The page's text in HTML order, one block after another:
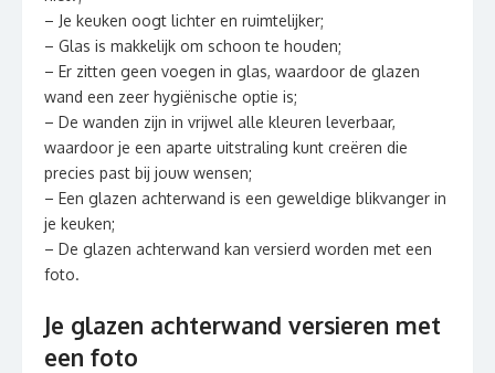
– Je keuken oogt lichter en ruimtelijker;
– Glas is makkelijk om schoon te houden;
– Er zitten geen voegen in glas, waardoor de glazen
wand een zeer hygiënische optie is;
– De wanden zijn in vrijwel alle kleuren leverbaar,
waardoor je een aparte uitstraling kunt creëren die
precies past bij jouw wensen;
– Een glazen achterwand is een geweldige blikvanger in
je keuken;
– De glazen achterwand kan versierd worden met een
foto.
Je glazen achterwand versieren met
een foto